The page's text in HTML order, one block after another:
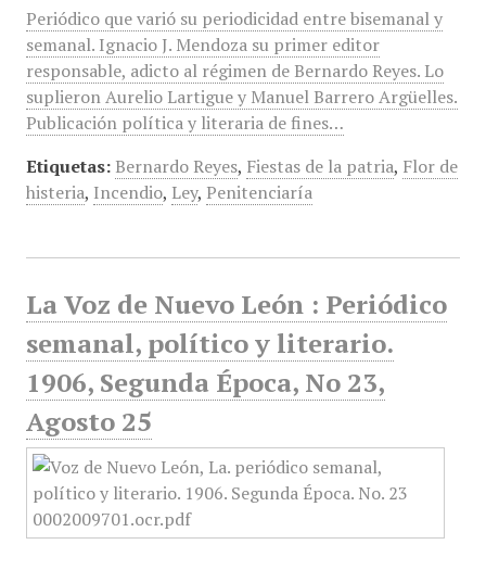
Periódico que varió su periodicidad entre bisemanal y
semanal. Ignacio J. Mendoza su primer editor
responsable, adicto al régimen de Bernardo Reyes. Lo
suplieron Aurelio Lartigue y Manuel Barrero Argüelles.
Publicación política y literaria de fines…
Etiquetas: Bernardo Reyes, Fiestas de la patria, Flor de
histeria, Incendio, Ley, Penitenciaría
La Voz de Nuevo León : Periódico
semanal, político y literario.
1906, Segunda Época, No 23,
Agosto 25